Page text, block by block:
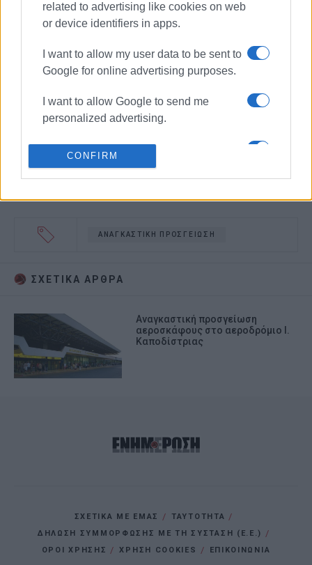
related to advertising like cookies on web
or device identifiers in apps.
I want to allow my user data to be sent to
Google for online advertising purposes.
I want to allow Google to send me
personalized advertising.
I want to allow Google to enable storage
related to analytics like cookies on web
or device identifiers in apps.
related to functionality of the website or
app.
I want to allow Google to enable storage
I want to allow Google to enable storage
related to security, including
authentication functionality and fraud
prevention, and other user protection.
CONFIRM
ΑΝΑΓΚΑΣΤΙΚΗ ΠΡΟΣΓΕΙΩΣΗ
ΣΧΕΤΙΚA AΡΘΡΑ
Αναγκαστική προσγείωση
αεροσκάφους στο αεροδρόμιο Ι.
Καποδίστριας
ΣΧΕΤΙΚΑ ΜΕ ΕΜΑΣ
ΤΑΥΤΟΤΗΤΑ
ΔΗΛΩΣΗ ΣΥΜΜΟΡΦΩΣΗΣ ΜΕ ΤΗ ΣΥΣΤΑΣΗ (Ε.Ε.)
ΌΡΟΙ ΧΡΗΣΗΣ
ΧΡΗΣΗ COOKIES ΕΠΙΚΟΙΝΩΝΙΑ